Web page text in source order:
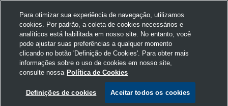
Home Volkswagen Acessórios Boné Cinza/Preto
FILTRAR Ordenar por
Para otimizar sua experiência de navegação, utilizamos
cookies. Por padrão, a coleta de cookies necessários e
analíticos está habilitada em nosso site. No entanto, você
pode ajustar suas preferências a qualquer momento
clicando no botão 'Definição de Cookies'. Para obter mais
informações sobre o uso de cookies em nosso site,
consulte nossa Política de Cookies
Definições de cookies Aceitar todos os cookies